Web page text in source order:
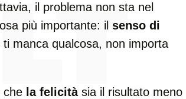
il problema non sta nel
più importante: il senso di
manca qualcosa, non importa
che la felicitàsia il risultato meno